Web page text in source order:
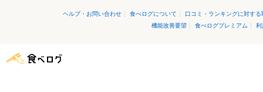
ヘルプ・お問い合わせ | 食べログについて | 口コミ・ランキングに対す
機能改善要望 | 食べログプレミアム |